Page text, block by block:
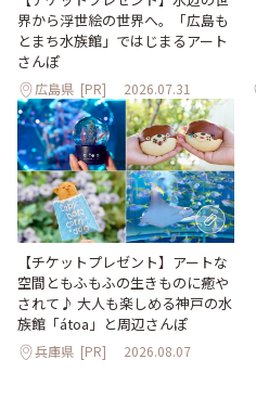
界から浮世絵の世界へ。「広島も
とまち水族館」ではじまるアート
さんぽ
広島県 [PR] 2026.07.31
【チケットプレゼント】アートな
空間ともふもふの生きものに癒や
されて♪ 大人も楽しめる神戸の水
族館「átoa」と周辺さんぽ
兵庫県 [PR] 2026.08.07